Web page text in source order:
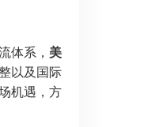
体系， 美
以及国际
机遇，方